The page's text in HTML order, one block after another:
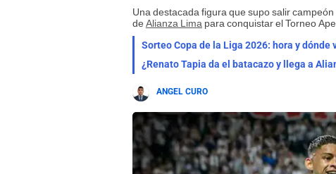
Una destacada figura que supo salir
de Alianza Lima para conquistar el Torneo
Sorteo Copa de la Liga 2026: hora y
¿Renato Tapia da el batacazo y llega a
ANGEL CURO